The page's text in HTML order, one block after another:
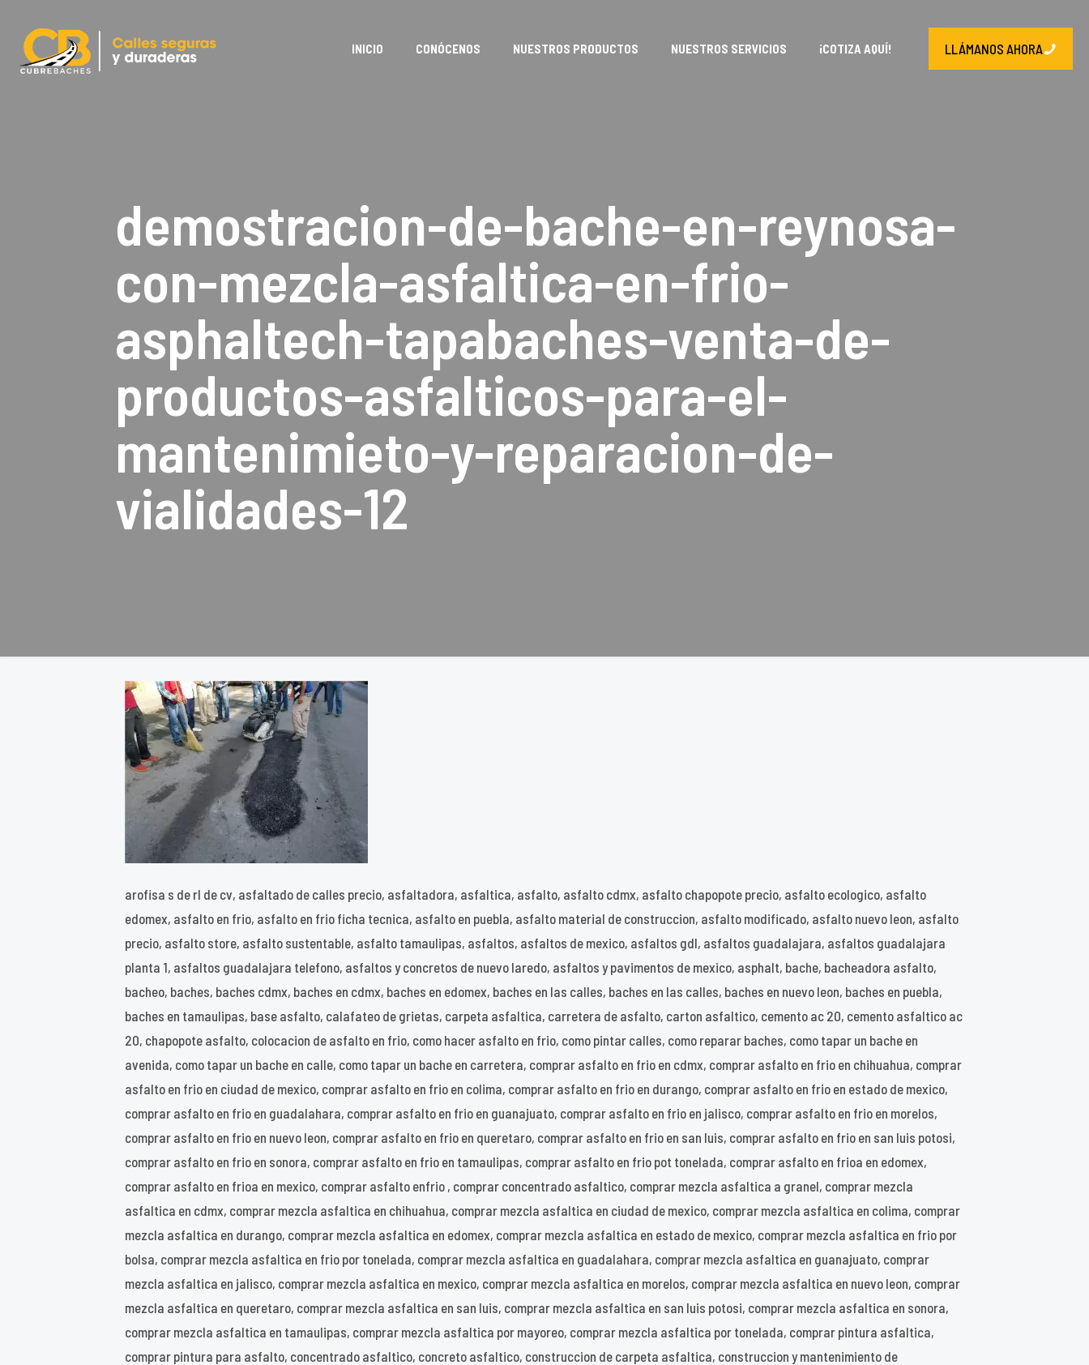
INICIO CONÓCENOS NUESTROS PRODUCTOS NUESTROS SERVICIOS ¡COTIZA AQUÍ! LLÁMANOS AHORA
demostracion-de-bache-en-reynosa-
con-mezcla-asfaltica-en-frio-
asphaltech-tapabaches-venta-de-
productos-asfalticos-para-el-
mantenimieto-y-reparacion-de-
vialidades-12
arofisa s de rl de cv, asfaltado de calles precio, asfaltadora, asfaltica, asfalto, asfalto cdmx, asfalto chapopote precio, asfalto ecologico, asfalto
edomex, asfalto en frio, asfalto en frio ficha tecnica, asfalto en puebla, asfalto material de construccion, asfalto modificado, asfalto nuevo leon, asfalto
precio, asfalto store, asfalto sustentable, asfalto tamaulipas, asfaltos, asfaltos de mexico, asfaltos gdl, asfaltos guadalajara, asfaltos guadalajara
planta 1, asfaltos guadalajara telefono, asfaltos y concretos de nuevo laredo, asfaltos y pavimentos de mexico, asphalt, bache, bacheadora asfalto,
bacheo, baches, baches cdmx, baches en cdmx, baches en edomex, baches en las calles, baches en las calles, baches en nuevo leon, baches en puebla,
baches en tamaulipas, base asfalto, calafateo de grietas, carpeta asfaltica, carretera de asfalto, carton asfaltico, cemento ac 20, cemento asfaltico ac
20, chapopote asfalto, colocacion de asfalto en frio, como hacer asfalto en frio, como pintar calles, como reparar baches, como tapar un bache en
avenida, como tapar un bache en calle, como tapar un bache en carretera, comprar asfalto en frio en cdmx, comprar asfalto en frio en chihuahua, comprar
asfalto en frio en ciudad de mexico, comprar asfalto en frio en colima, comprar asfalto en frio en durango, comprar asfalto en frio en estado de mexico,
comprar asfalto en frio en guadalahara, comprar asfalto en frio en guanajuato, comprar asfalto en frio en jalisco, comprar asfalto en frio en morelos,
comprar asfalto en frio en nuevo leon, comprar asfalto en frio en queretaro, comprar asfalto en frio en san luis, comprar asfalto en frio en san luis potosi,
comprar asfalto en frio en sonora, comprar asfalto en frio en tamaulipas, comprar asfalto en frio pot tonelada, comprar asfalto en frioa en edomex,
comprar asfalto en frioa en mexico, comprar asfalto enfrio , comprar concentrado asfaltico, comprar mezcla asfaltica a granel, comprar mezcla
asfaltica en cdmx, comprar mezcla asfaltica en chihuahua, comprar mezcla asfaltica en ciudad de mexico, comprar mezcla asfaltica en colima, comprar
mezcla asfaltica en durango, comprar mezcla asfaltica en edomex, comprar mezcla asfaltica en estado de mexico, comprar mezcla asfaltica en frio por
bolsa, comprar mezcla asfaltica en frio por tonelada, comprar mezcla asfaltica en guadalahara, comprar mezcla asfaltica en guanajuato, comprar
mezcla asfaltica en jalisco, comprar mezcla asfaltica en mexico, comprar mezcla asfaltica en morelos, comprar mezcla asfaltica en nuevo leon, comprar
mezcla asfaltica en queretaro, comprar mezcla asfaltica en san luis, comprar mezcla asfaltica en san luis potosi, comprar mezcla asfaltica en sonora,
comprar mezcla asfaltica en tamaulipas, comprar mezcla asfaltica por mayoreo, comprar mezcla asfaltica por tonelada, comprar pintura asfaltica,
comprar pintura para asfalto, concentrado asfaltico, concreto asfaltico, construccion de carpeta asfaltica, construccion y mantenimiento de